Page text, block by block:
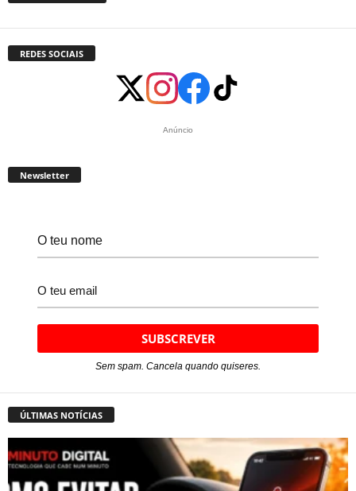
REDES SOCIAIS
Anúncio
Newsletter
Sem spam. Cancela quando quiseres.
ÚLTIMAS NOTÍCIAS